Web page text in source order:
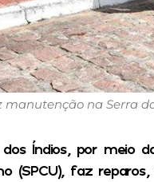
na Serra
Índios, por meio
(SPCU), faz